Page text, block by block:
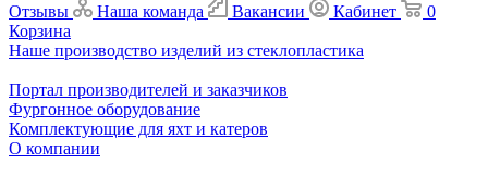
Отзывы
Наша команда Вакансии Кабинет
0
Корзина
Наше производство изделий из стеклопластика
Портал производителей и заказчиков
Фургонное оборудование
Комплектующие для яхт и катеров
О компании